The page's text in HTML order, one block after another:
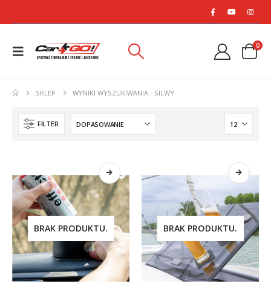
0
SKLEP WYNIKI WYSZUKIWANIA - SILWY
FILTER
BRAK PRODUKTU. BRAK PRODUKTU.